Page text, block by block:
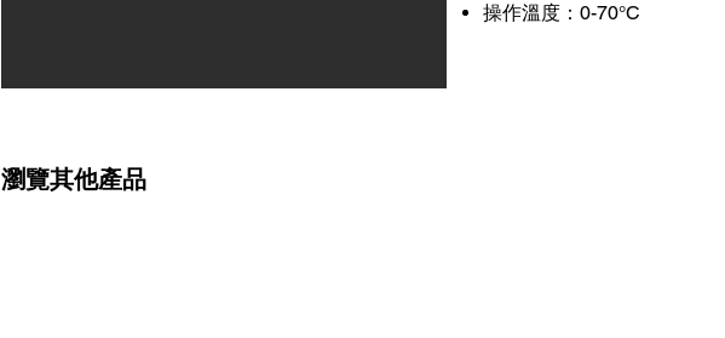
操作溫度：0-70°C
瀏覽其他產品